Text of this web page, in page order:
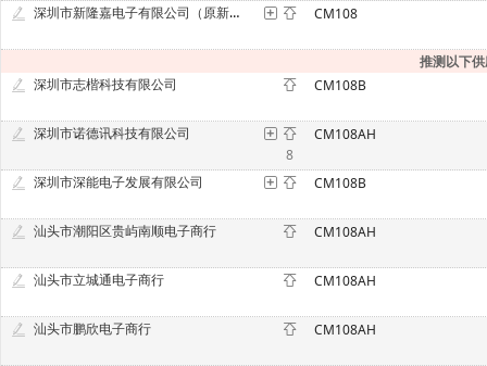
深圳市新隆嘉电子有限公司（原新隆电子） CM108
推测以下
深圳市志楷科技有限公司
CM108B
深圳市诺德讯科技有限公司
8
CM108AH
深圳市深能电子发展有限公司 CM108B
汕头市潮阳区贵屿南顺电子商行 CM108AH
汕头市立城通电子商行 CM108AH
汕头市鹏欣电子商行 CM108AH